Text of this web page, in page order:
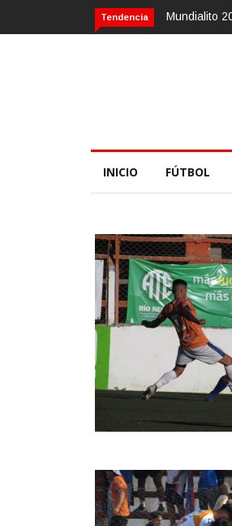
Tendencia Calvario
INICIO FÚTBOL